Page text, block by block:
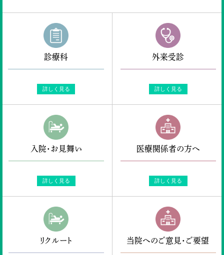
診療科
詳しく見る
外来受診
詳しく見る
入院・お見舞い
詳しく見る
医療関係者の方へ
詳しく見る
リクルート 当院へのご意見・ご要望